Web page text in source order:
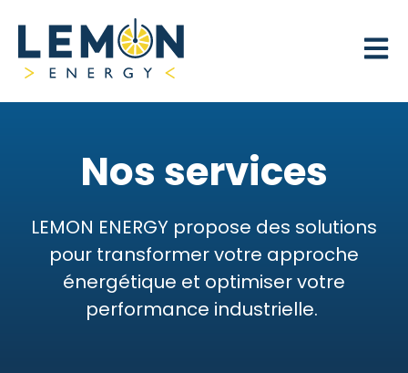
Open
Nos services
LEMON ENERGY propose des solutions
pour transformer votre approche
énergétique et optimiser votre
performance industrielle.